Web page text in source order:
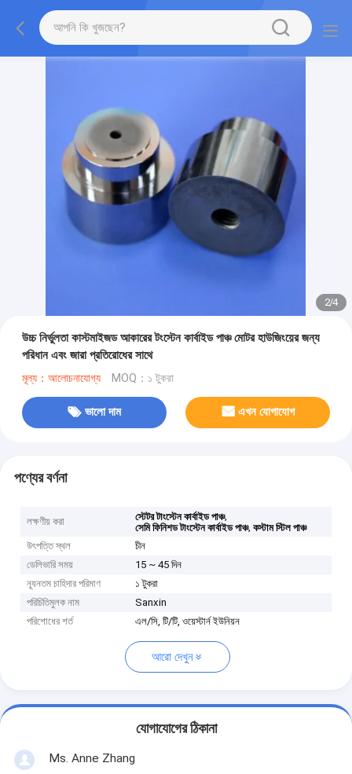
2/4
উচ্চ নির্ভুলতা কাস্টমাইজড আকারের টংস্টেন কার্বাইড পাঞ্চ মোটর হাউজিংয়ের জন্য
পরিধান এবং জারা প্রতিরোধের সাথে
মূল্য：আলোচনাযোগ্য MOQ：১ টুকরা
ভালো দাম এখন যোগাযোগ
পণ্যের বর্ণনা
লক্ষণীয় করা স্টেটর টাংস্টেন কার্বাইড পাঞ্চ,
সেমি ফিনিশড টাংস্টেন কার্বাইড পাঞ্চ,কস্টাম স্টিল পাঞ্চ
উৎপত্তি স্থল
চীন
ডেলিভারি সময়
15 ~ 45 দিন
ন্যূনতম চাহিদার পরিমাণ
১ টুকরা
পরিচিতিমুলক নাম
Sanxin
পরিশোধের শর্ত
এল/সি, টি/টি, ওয়েস্টার্ন ইউনিয়ন
আরো দেখুন
যোগাযোগের ঠিকানা
Ms. Anne Zhang